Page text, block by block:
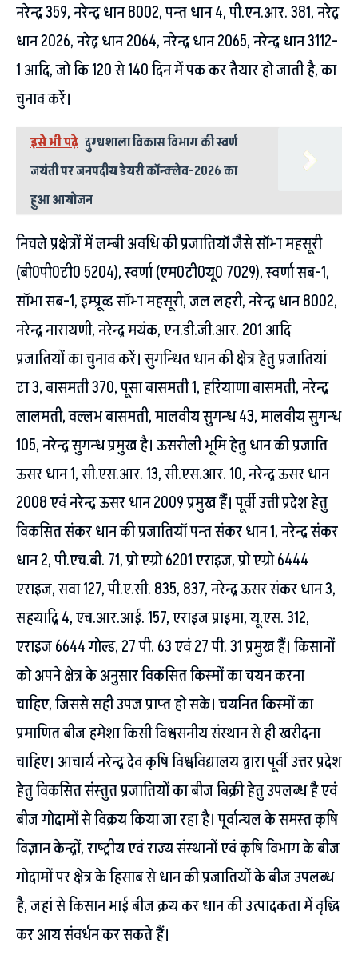
नरेन्द्र 359, नरेन्द्र धान 8002, पन्त धान 4, पी.एन.आर. 381, नरेद्र
धान 2026, नरेद्र धान 2064, नरेन्द्र धान 2065, नरेन्द्र धान 3112-
1 आदि, जो कि 120 से 140 दिन में पक कर तैयार हो जाती है, का
चुनाव करें।
इसे भी पढ़े दुग्धशाला विकास विभाग की स्वर्ण
जयंती पर जनपदीय डेयरी कॉन्क्लेव-2026 का
हुआ आयोजन
निचले प्रक्षेत्रों में लम्बी अवधि की प्रजातियॉ जैसे सॉभा महसूरी
(बी0पी0टी0 5204), स्वर्णा (एम0टी0यू0 7029), स्वर्णा सब-1,
सॉभा सब-1, इम्प्रूव्ड सॉभा महसूरी, जल लहरी, नरेन्द्र धान 8002,
नरेन्द्र नारायणी, नरेन्द्र मयंक, एन.डी.जी.आर. 201 आदि
प्रजातियों का चुनाव करें। सुगन्धित धान की क्षेत्र हेतु प्रजातियां
टा 3, बासमती 370, पूसा बासमती 1, हरियाणा बासमती, नरेन्द्र
लालमती, वल्लभ बासमती, मालवीय सुगन्ध 43, मालवीय सुगन्ध
105, नरेन्द्र सुगन्ध प्रमुख है। ऊसरीली भूमि हेतु धान की प्रजाति
ऊसर धान 1, सी.एस.आर. 13, सी.एस.आर. 10, नरेन्द्र ऊसर धान
2008 एवं नरेन्द्र ऊसर धान 2009 प्रमुख हैं। पूर्वी उत्ती प्रदेश हेतु
विकसित संकर धान की प्रजातियॉ पन्त संकर धान 1, नरेन्द्र संकर
धान 2, पी.एच.बी. 71, प्रो एग्रो 6201 एराइज, प्रो एग्रो 6444
एराइज, सवा 127, पी.ए.सी. 835, 837, नरेन्द्र ऊसर संकर धान 3,
सहयाद्रि 4, एच.आर.आई. 157, एराइज प्राइमा, यू.एस. 312,
एराइज 6644 गोल्ड, 27 पी. 63 एवं 27 पी. 31 प्रमुख हैं। किसानों
को अपने क्षेत्र के अनुसार विकसित किस्मों का चयन करना
चाहिए, जिससे सही उपज प्राप्त हो सके। चयनित किस्मों का
प्रमाणित बीज हमेशा किसी विश्वसनीय संस्थान से ही खरीदना
चाहिए। आचार्य नरेन्द्र देव कृषि विश्वविद्यालय द्वारा पूर्वी उत्तर प्रदेश
हेतु विकसित संस्तुत प्रजातियों का बीज बिक्री हेतु उपलब्ध है एवं
बीज गोदामों से विक्रय किया जा रहा है। पूर्वान्चल के समस्त कृषि
विज्ञान केन्द्रों, राष्ट्रीय एवं राज्य संस्थानों एवं कृषि विभाग के बीज
गोदामों पर क्षेत्र के हिसाब से धान की प्रजातियों के बीज उपलब्ध
है, जहां से किसान भाई बीज क्रय कर धान की उत्पादकता में वृद्धि
कर आय संवर्धन कर सकते हैं।